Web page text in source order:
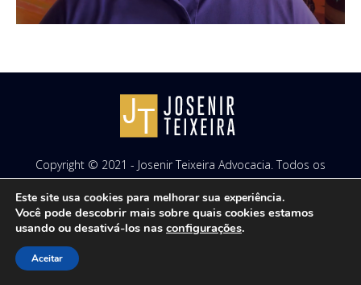
Copyright © 2021 - Josenir Teixeira Advocacia. Todos os
Este site usa cookies para melhorar sua experiência.
Você pode descobrir mais sobre quais cookies estamos
usando ou desativá-los nas configurações.
Aceitar